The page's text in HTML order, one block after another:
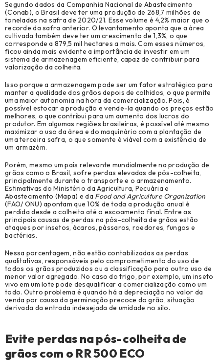
Segundo dados da Companhia Nacional de Abastecimento
(Conab), o Brasil deve ter uma produção de 268,7 milhões de
toneladas na safra de 2020/21. Esse volume é 4,2% maior que o
recorde da safra anterior. O levantamento aponta que a área
cultivada também deve ter um crescimento de 1,3%, o que
corresponde a 879,5 mil hectares a mais. Com esses números,
ficou ainda mais evidente a importância de investir em um
sistema de armazenagem eficiente, capaz de contribuir para
valorização da colheita.
Isso porque a armazenagem pode ser um fator estratégico para
manter a qualidade dos grãos depois de colhidos, o que permite
uma maior autonomia na hora da comercialização. Pois, é
possível estocar a produção e vende-la quando os preços estão
melhores, o que contribui para um aumento dos lucros do
produtor. Em algumas regiões brasileiras, é possível até mesmo
maximizar o uso da área e do maquinário com a plantação de
uma terceira safra, o que somente é viável com a existência de
um armazém.
Porém, mesmo um país relevante mundialmente na produção de
grãos como o Brasil, sofre perdas elevadas de pós-colheita,
principalmente durante o transporte e o armazenamento.
Estimativas do Ministério da Agricultura, Pecuária e
Abastecimento (Mapa) e da Food and Agriculture Organization
(FAO/ ONU) apontam que 10% de toda a produção anual é
perdida desde a colheita até o escoamento final. Entre as
principais causas de perdas na pós-colheita de grãos estão
ataques por insetos, ácaros, pássaros, roedores, fungos e
bactérias.
Nessa porcentagem, não estão contabilizadas as perdas
qualitativas, responsáveis pelo comprometimento do uso de
todos os grãos produzidos ou a classificação para outro uso de
menor valor agregado. No caso do trigo, por exemplo, um inseto
vivo em um lote pode desqualificar a comercialização como um
todo. Outro problema é quando há a depreciação no valor da
venda por causa da germinação precoce do grão, situação
derivada da entrada indesejada de umidade no silo.
Evite perdas na pós-colheita de
grãos com o RR 500 ECO
Revenda (1)